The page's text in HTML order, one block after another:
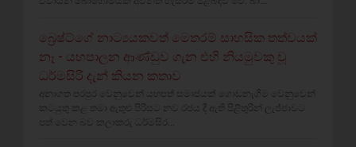
බ්‍රෙෂ්ට්ගේ නාට්‍යයකවත් මෙතරම් සාහසික තත්වයක්
නෑ - යහපාලන ආණ්ඩුව ගැන එහි නියමුවකු වූ
ධර්මසිරි දැන් කියන කතාව
අනාගත පරපුර වෙනුවෙන් යහපත් සමාජයක් ගොඩනැගීම වෙනුවෙන්
කටයුතු කළ තමා ඇතුළු පිරිසට නව රජය දී ඇති පිළිතුරින් ලැජ්ජාවට
පත් වෙන බව කලාකරු ධර්මසිර...